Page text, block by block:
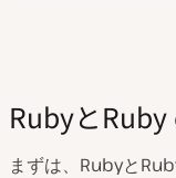
RubyとRuby
まずは、Rubyと